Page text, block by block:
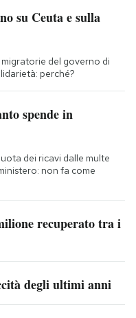
su Ceuta e sulla
del governo di
perché?
spende in
dei ricavi dalle multe
non fa come
recuperato tra i
degli ultimi anni